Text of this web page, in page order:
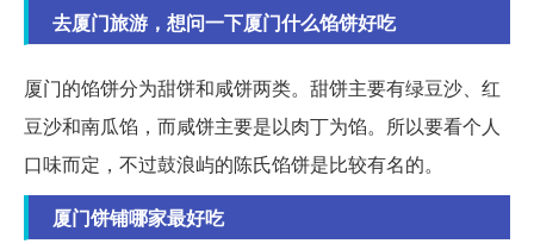
去厦门旅游，想问一下厦门什么馅饼好吃
厦门的馅饼分为甜饼和咸饼两类。甜饼主要有绿豆沙、红
豆沙和南瓜馅，而咸饼主要是以肉丁为馅。所以要看个人
口味而定，不过鼓浪屿的陈氏馅饼是比较有名的。
厦门饼铺哪家最好吃